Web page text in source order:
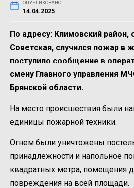
ОПУБЛИКОВАНО
14.04.2025
По адресу: Климовский район,
Советская, случился пожар в
поступило сообщение в
смену Главного управления
Брянской области.
На место происшествия были
единицы пожарной техники.
Огнем были уничтожены
принадлежности и напольное
квадратных метра, помещения
повреждения на всей площади.